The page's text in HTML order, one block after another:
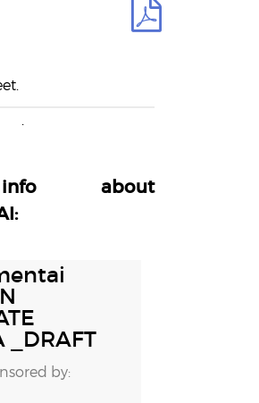
.
about
_DRAFT
by: